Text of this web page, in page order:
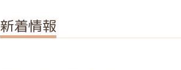
新着情報